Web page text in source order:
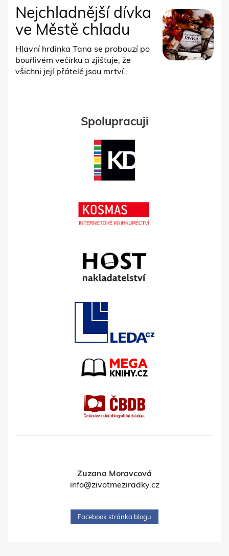
Nejchladnější dívka
ve Městě chladu
Hlavní hrdinka Tana se probouzí po
bouřlivém večírku a zjišťuje, že
všichni její přátelé jsou mrtví..
Spolupracuji
Zuzana Moravcová
info@zivotmeziradky.cz
Facebook stránka blogu